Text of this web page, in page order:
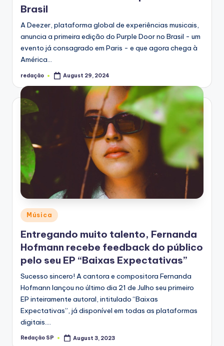
Brasil
A Deezer, plataforma global de experiências musicais,
anuncia a primeira edição do Purple Door no Brasil - um
evento já consagrado em Paris - e que agora chega à
América…
Posted
redação August 29, 2024
Posted
Música
Entregando muito talento, Fernanda
Hofmann recebe feedback do público
pelo seu EP “Baixas Expectativas”
Sucesso sincero! A cantora e compositora Fernanda
Hofmann lançou no último dia 21 de Julho seu primeiro
EP inteiramente autoral, intitulado “Baixas
Expectativas”, já disponível em todas as plataformas
digitais.…
Posted
Redação SP August 3, 2023